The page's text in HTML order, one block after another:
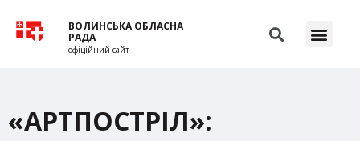
ВОЛИНСЬКА ОБЛАСНА
РАДА
офіційний сайт
«АРТПОСТРІЛ»: